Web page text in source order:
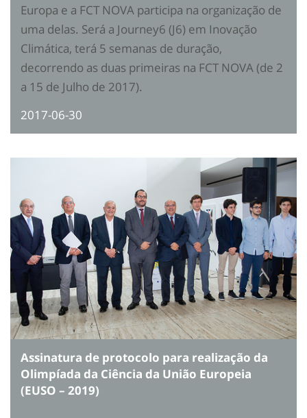
Europa e a FCT NOVA participa na organização de
uma delas. Será a Journey6 (J6) em Inovação
Climática, terá 5 semanas de duração,
decorrendo as duas primeiras na FCT NOVA (de 2
a 15 de Julho de 2017).
2017-06-30
Assinatura de protocolo para realização da
Olimpíada da Ciência da União Europeia
(EUSO – 2019)